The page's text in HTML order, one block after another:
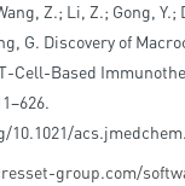
Z.; Li, Z.; Gong, Y.;
G. Discovery of
Cell-Based
group.com/